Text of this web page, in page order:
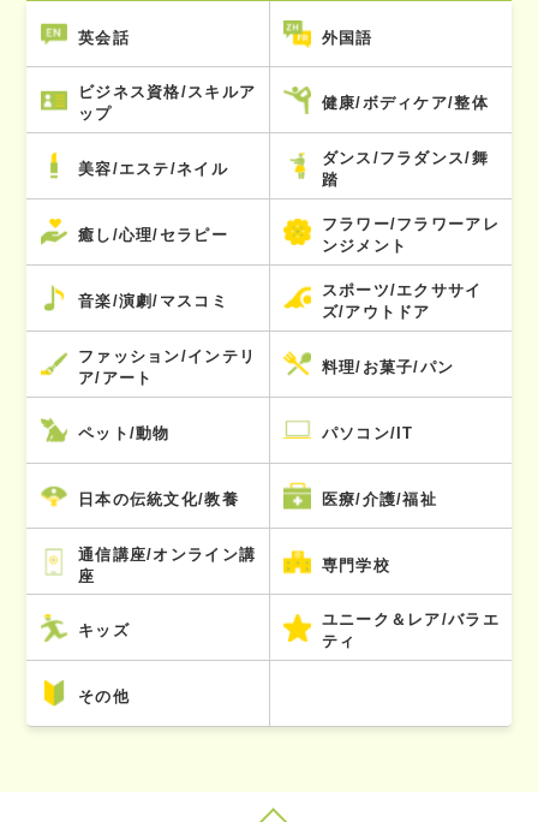
英会話 外国語
ビジネス資格/スキルア
ップ
健康/ボディケア/整体
美容/エステ/ネイル
ダンス/フラダンス/舞
踏
癒し/心理/セラピー
フラワー/フラワーアレ
ンジメント
音楽/演劇/マスコミ
スポーツ/エクササイ
ズ/アウトドア
ファッション/インテリ
ア/アート
料理/お菓子/パン
ペット/動物 パソコン/IT
日本の伝統文化/教養 医療/介護/福祉
通信講座/オンライン講
座
専門学校
キッズ
ユニーク＆レア/バラエ
ティ
その他